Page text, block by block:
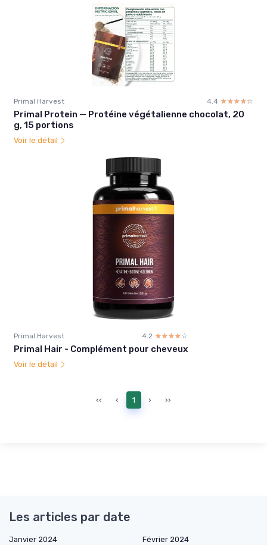
Primal Harvest 4.4 ☆☆☆☆☆
★★★★★
Primal Protein — Protéine végétalienne chocolat, 20
g, 15 portions
Voir le détail
Primal Harvest 4.2 ☆☆☆☆☆
★★★★★
Primal Hair - Complément pour cheveux
Voir le détail
‹‹ ‹ 1 › ››
Les articles par date
Janvier 2024
Février 2024